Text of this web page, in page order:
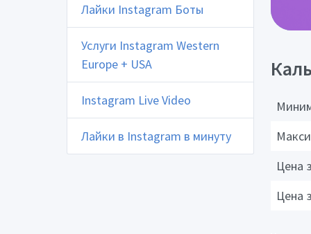
Лайки Instagram Боты
Услуги Instagram Western
Europe + USA
Instagram Live Video
Лайки в Instagram в минуту
Цена
Цена